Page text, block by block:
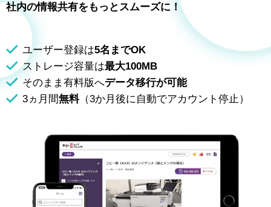
社内の情報共有をもっとスムーズに！
ユーザー登録は5名までOK
ストレージ容量は最大100MB
そのまま有料版へデータ移行が可能
3ヵ月間無料（3か月後に自動でアカウント停止）